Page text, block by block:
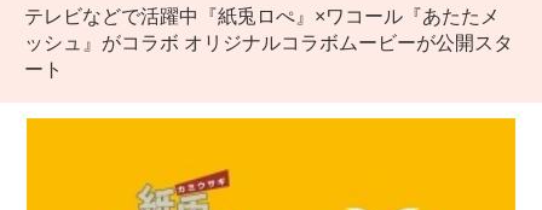
店舗検索
新着情報
重要なお知らせ
テレビなどで活躍中『紙兎ロぺ』×ワコール『あたたメ
ッシュ』がコラボ オリジナルコラボムービーが公開スタ
ート